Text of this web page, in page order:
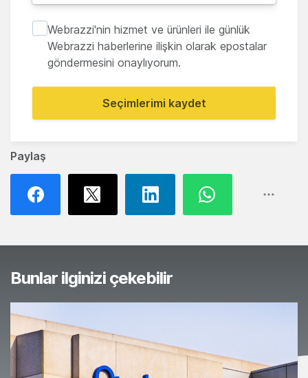
Paylaş
Webrazzi'nin hizmet ve ürünleri ile günlük
Webrazzi haberlerine ilişkin olarak epostalar
göndermesini onaylıyorum.
Seçimlerimi kaydet
Bunlar ilginizi çekebilir